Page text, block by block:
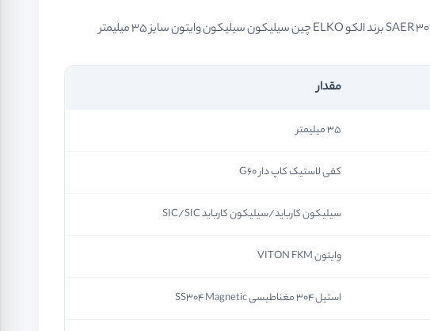
مقدار
35 میلیمتر
کفی لاستیک کاپ دار G60
سیلیکون کارباید/سیلیکون کارباید SIC/SIC
وایتون VITON FKM
استیل 304 مغناطیسی SS304 Magnetic